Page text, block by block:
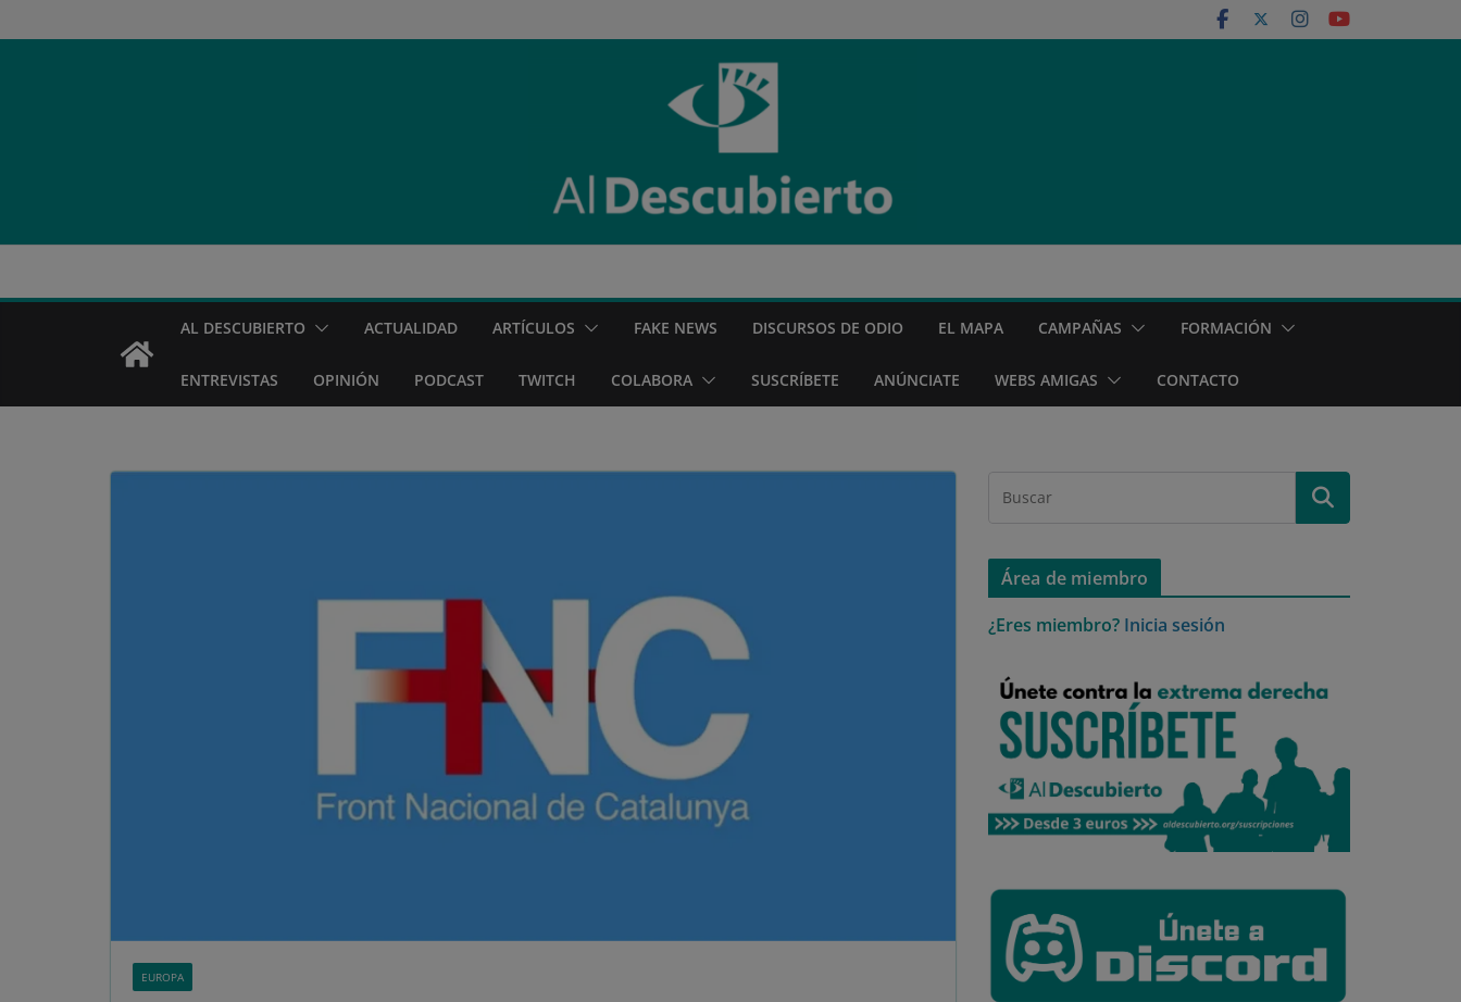
al
AL DESCUBIERTO ACTUALIDAD ARTÍCULOS FAKE NEWS DISCURSOS DE ODIO EL MAPA CAMPAÑAS FORMACIÓN
ENTREVISTAS OPINIÓN PODCAST TWITCH COLABORA SUSCRÍBETE ANÚNCIATE WEBS AMIGAS CONTACTO
EUROPA
Área de miembro
¿Eres miembro? Inicia sesión